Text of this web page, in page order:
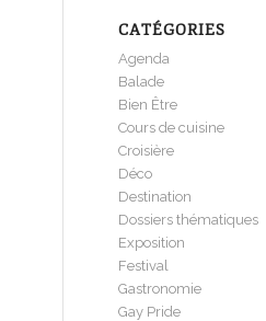
CATÉGORIES
Agenda
Balade
Bien Être
Cours de cuisine
Croisière
Déco
Destination
Dossiers thématiques
Exposition
Festival
Gastronomie
Gay Pride